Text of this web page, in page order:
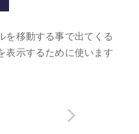
を移動する事で出てくる
表示するために使います